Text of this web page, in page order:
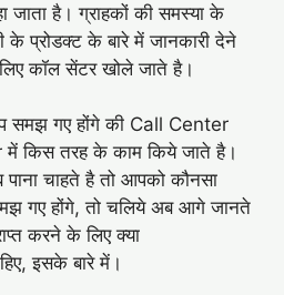
जाता है। ग्राहकों की समस्या के
प्रोडक्ट के बारे में जानकारी देने
कॉल सेंटर खोले जाते है।
समझ गए होंगे की Call Center
में किस तरह के काम किये जाते है।
चाहते है तो आपको कौनसा
गए होंगे, तो चलिये अब आगे जानते
करने के लिए क्या
इसके बारे में।